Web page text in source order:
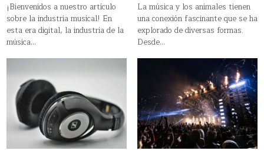
¡Bienvenidos a nuestro artículo
sobre la industria musical! En
esta era digital, la industria de la
música…
La música y los animales tienen
una conexión fascinante que se ha
explorado de diversas formas.
Desde…